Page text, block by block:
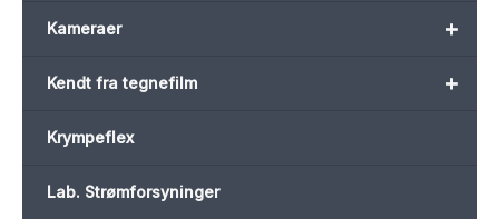
+
Kameraer
+
Kendt fra tegnefilm
Krympeflex
Lab. Strømforsyninger